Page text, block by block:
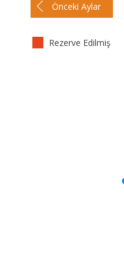
Önceki Aylar
Rezerve Edilmiş